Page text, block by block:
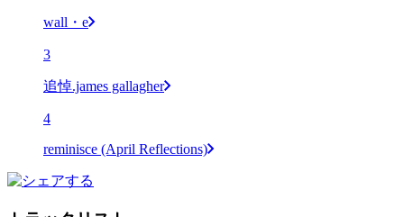
wall・e
3
追悼.james gallagher
4
reminisce (April Reflections)